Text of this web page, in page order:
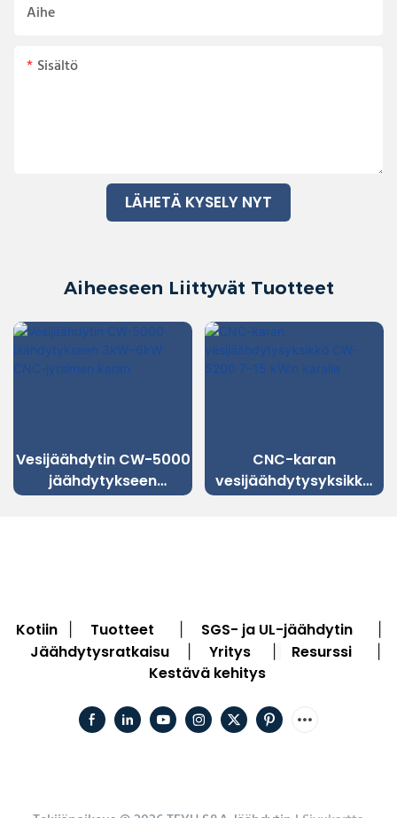
Aihe
Sisältö
LÄHETÄ KYSELY NYT
Aiheeseen Liittyvät Tuotteet
Vesijäähdytin CW-5000
jäähdytykseen
3kW~6kW CNC-
CNC-karan
vesijäähdytysyksikkö
CW-5200 7–15 kW:n
Kotiin Tuotteet SGS- ja UL-jäähdytin
Jäähdytysratkaisu Yritys Resurssi
Kestävä kehitys